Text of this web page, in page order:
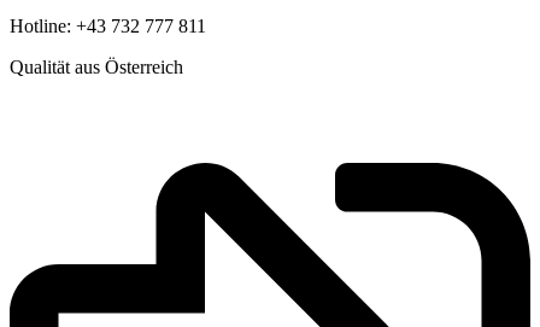
Hotline: +43 732 777 811
Qualität aus Österreich